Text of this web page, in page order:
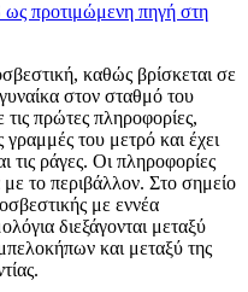
προτιμώμενη πηγή στη
καθώς βρίσκεται σε
στον σταθμό του
πρώτες πληροφορίες,
γραμμές του μετρό και έχει
τις ράγες. Οι πληροφορίες
το περιβάλλον. Στο σημείο
με εννέα
διεξάγονται μεταξύ
και μεταξύ της